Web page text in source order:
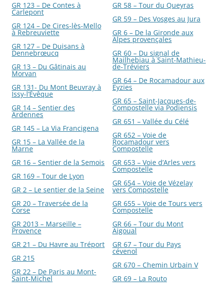
GR 123 – De Contes à
Carlepont
GR 124 – De Cires-lès-Mello
à Rebreuviette
GR 127 – De Duisans à
Dennebrœucq
GR 13 – Du Gâtinais au
Morvan
GR 131- Du Mont Beuvray à
Issy-l’Évêque
GR 14 – Sentier des
Ardennes
GR 145 – La Via Francigena
GR 15 – La Vallée de la
Marne
GR 16 – Sentier de la Semois
GR 169 – Tour de Lyon
GR 2 – Le sentier de la Seine
GR 20 – Traversée de la
Corse
GR 2013 – Marseille –
Provence
GR 21 – Du Havre au Tréport
GR 215
GR 22 – De Paris au Mont-
Saint-Michel
GR 58 – Tour du Queyras
GR 59 – Des Vosges au Jura
GR 6 – De la Gironde aux
Alpes provençales
GR 60 – Du signal de
Mailhebiau à Saint-Mathieu-
de-Tréviers
GR 64 – De Rocamadour aux
Eyzies
GR 65 – Saint-Jacques-de-
Compostelle via Podiensis
GR 651 – Vallée du Célé
GR 652 – Voie de
Rocamadour vers
Compostelle
GR 653 – Voie d’Arles vers
Compostelle
GR 654 – Voie de Vézelay
vers Compostelle
GR 655 – Voie de Tours vers
Compostelle
GR 66 – Tour du Mont
Aigoual
GR 67 – Tour du Pays
cévenol
GR 670 – Chemin Urbain V
GR 69 – La Routo